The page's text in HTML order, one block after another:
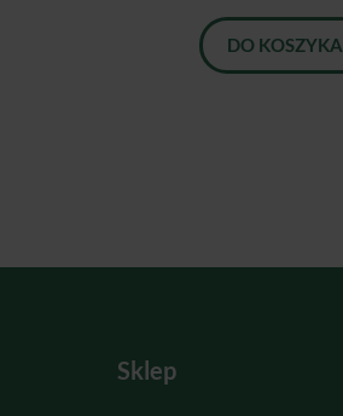
DO KOSZYKA
Sklep